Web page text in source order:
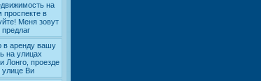
на
проспекте в
Меня зовут
в аренду вашу
на улицах
Лонго, проезде
улице Ви